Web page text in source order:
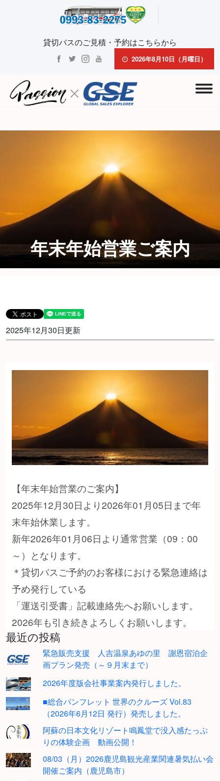
貸切バスのご見積・予約はこちらから
2026年8月10日（月曜日）
年末年始営業ご案内
2025年12月30日更新
【年末年始営業のご案内】
2025年12月30日より2026年01月05日まで年
末年始休業します。
新年2026年01月06日より通常営業（09：00
～）となります。
＊貸切バスご予約のお客様における緊急連絡は
予め発行している
「運送引受書」記載連絡先へお願いします。
2026年も引き続きよろしくお願いします。
最近の投稿
緊急販売支援 人吉温泉あゆの里 謝恩宿泊企
画プラン発売（～９月末まで）
2026年度版会社事業案内発行しました。
■総合パンフレット 世界のクルーズ Vol.83
（2026年6月12日 発行）発売しました。
阿蘇の日本文化リゾート鳴鳳堂で没入感たっぷ
りの体験企画 動画公開！
08/03（月）2026鹿児島観光産業関連暑気払い会
開催ご案内（鹿児島市）